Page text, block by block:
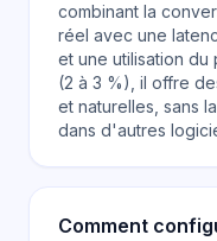
combinant la
réel avec une
et une utilisation
(2 à 3 %), il offre
et naturelles, sans
dans d'autres
Comment